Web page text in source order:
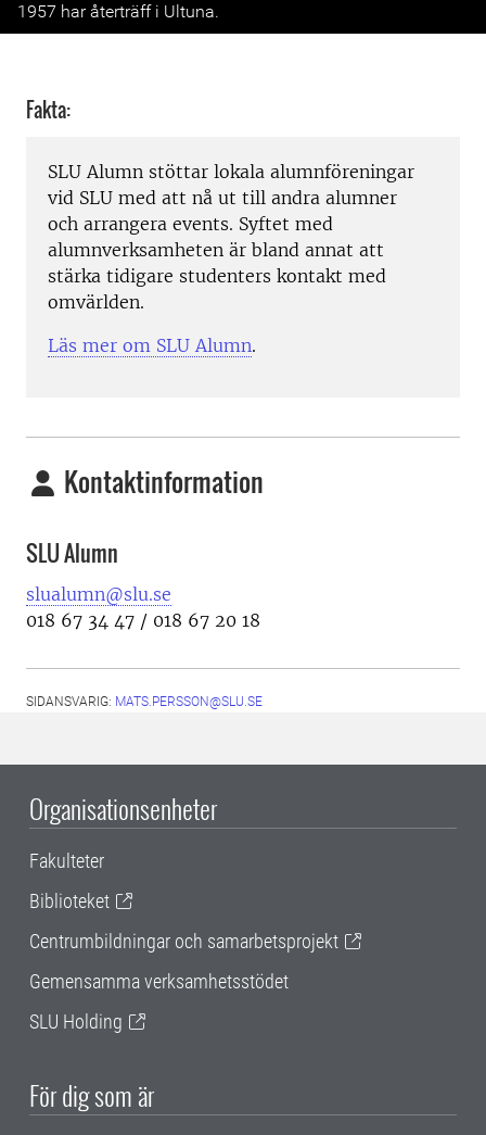
1957 har återträff i Ultuna.
Fakta:
SLU Alumn stöttar lokala alumnföreningar
vid SLU med att nå ut till andra alumner
och arrangera events. Syftet med
alumnverksamheten är bland annat att
stärka tidigare studenters kontakt med
omvärlden.
Läs mer om SLU Alumn.
Kontaktinformation
SLU Alumn
slualumn@slu.se
018 67 34 47 / 018 67 20 18
SIDANSVARIG: MATS.PERSSON@SLU.SE
Organisationsenheter
Fakulteter
Biblioteket
Centrumbildningar och samarbetsprojekt
Gemensamma verksamhetsstödet
SLU Holding
För dig som är